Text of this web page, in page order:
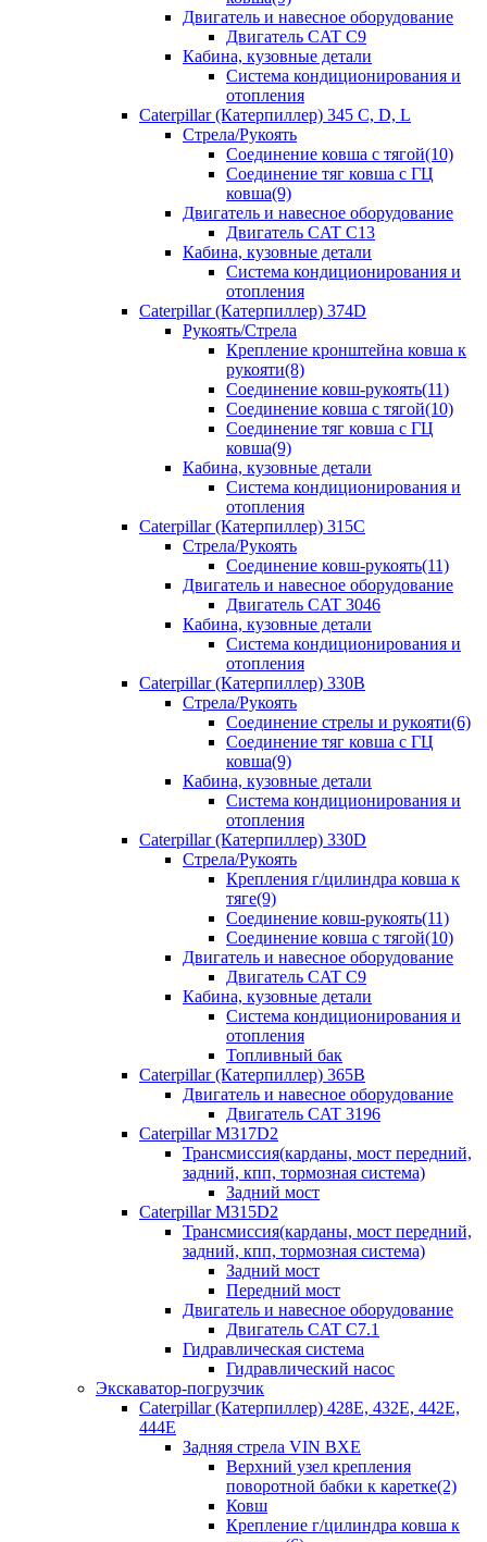
Двигатель и навесное оборудование
Двигатель CAT C9
Кабина, кузовные детали
Система кондиционирования и
отопления
Caterpillar (Катерпиллер) 345 C, D, L
Стрела/Рукоять
Соединение ковша с тягой(10)
Соединение тяг ковша с ГЦ
ковша(9)
Двигатель и навесное оборудование
Двигатель CAT C13
Кабина, кузовные детали
Система кондиционирования и
отопления
Caterpillar (Катерпиллер) 374D
Рукоять/Стрела
Крепление кронштейна ковша к
рукояти(8)
Соединение ковш-рукоять(11)
Соединение ковша с тягой(10)
Соединение тяг ковша с ГЦ
ковша(9)
Кабина, кузовные детали
Система кондиционирования и
отопления
Caterpillar (Катерпиллер) 315C
Стрела/Рукоять
Соединение ковш-рукоять(11)
Двигатель и навесное оборудование
Двигатель CAT 3046
Кабина, кузовные детали
Система кондиционирования и
отопления
Caterpillar (Катерпиллер) 330B
Стрела/Рукоять
Соединение стрелы и рукояти(6)
Соединение тяг ковша с ГЦ
ковша(9)
Кабина, кузовные детали
Система кондиционирования и
отопления
Caterpillar (Катерпиллер) 330D
Стрела/Рукоять
Крепления г/цилиндра ковша к
тяге(9)
Соединение ковш-рукоять(11)
Соединение ковша с тягой(10)
Двигатель и навесное оборудование
Двигатель CAT C9
Кабина, кузовные детали
Система кондиционирования и
отопления
Топливный бак
Caterpillar (Катерпиллер) 365B
Двигатель и навесное оборудование
Двигатель CAT 3196
Caterpillar M317D2
Трансмиссия(карданы, мост передний,
задний, кпп, тормозная система)
Задний мост
Caterpillar M315D2
Трансмиссия(карданы, мост передний,
задний, кпп, тормозная система)
Задний мост
Передний мост
Двигатель и навесное оборудование
Двигатель CAT C7.1
Гидравлическая система
Гидравлический насос
Экскаватор-погрузчик
Caterpillar (Катерпиллер) 428E, 432E, 442E,
444E
Задняя стрела VIN BXE
Верхний узел крепления
поворотной бабки к каретке(2)
Ковш
Крепление г/цилиндра ковша к